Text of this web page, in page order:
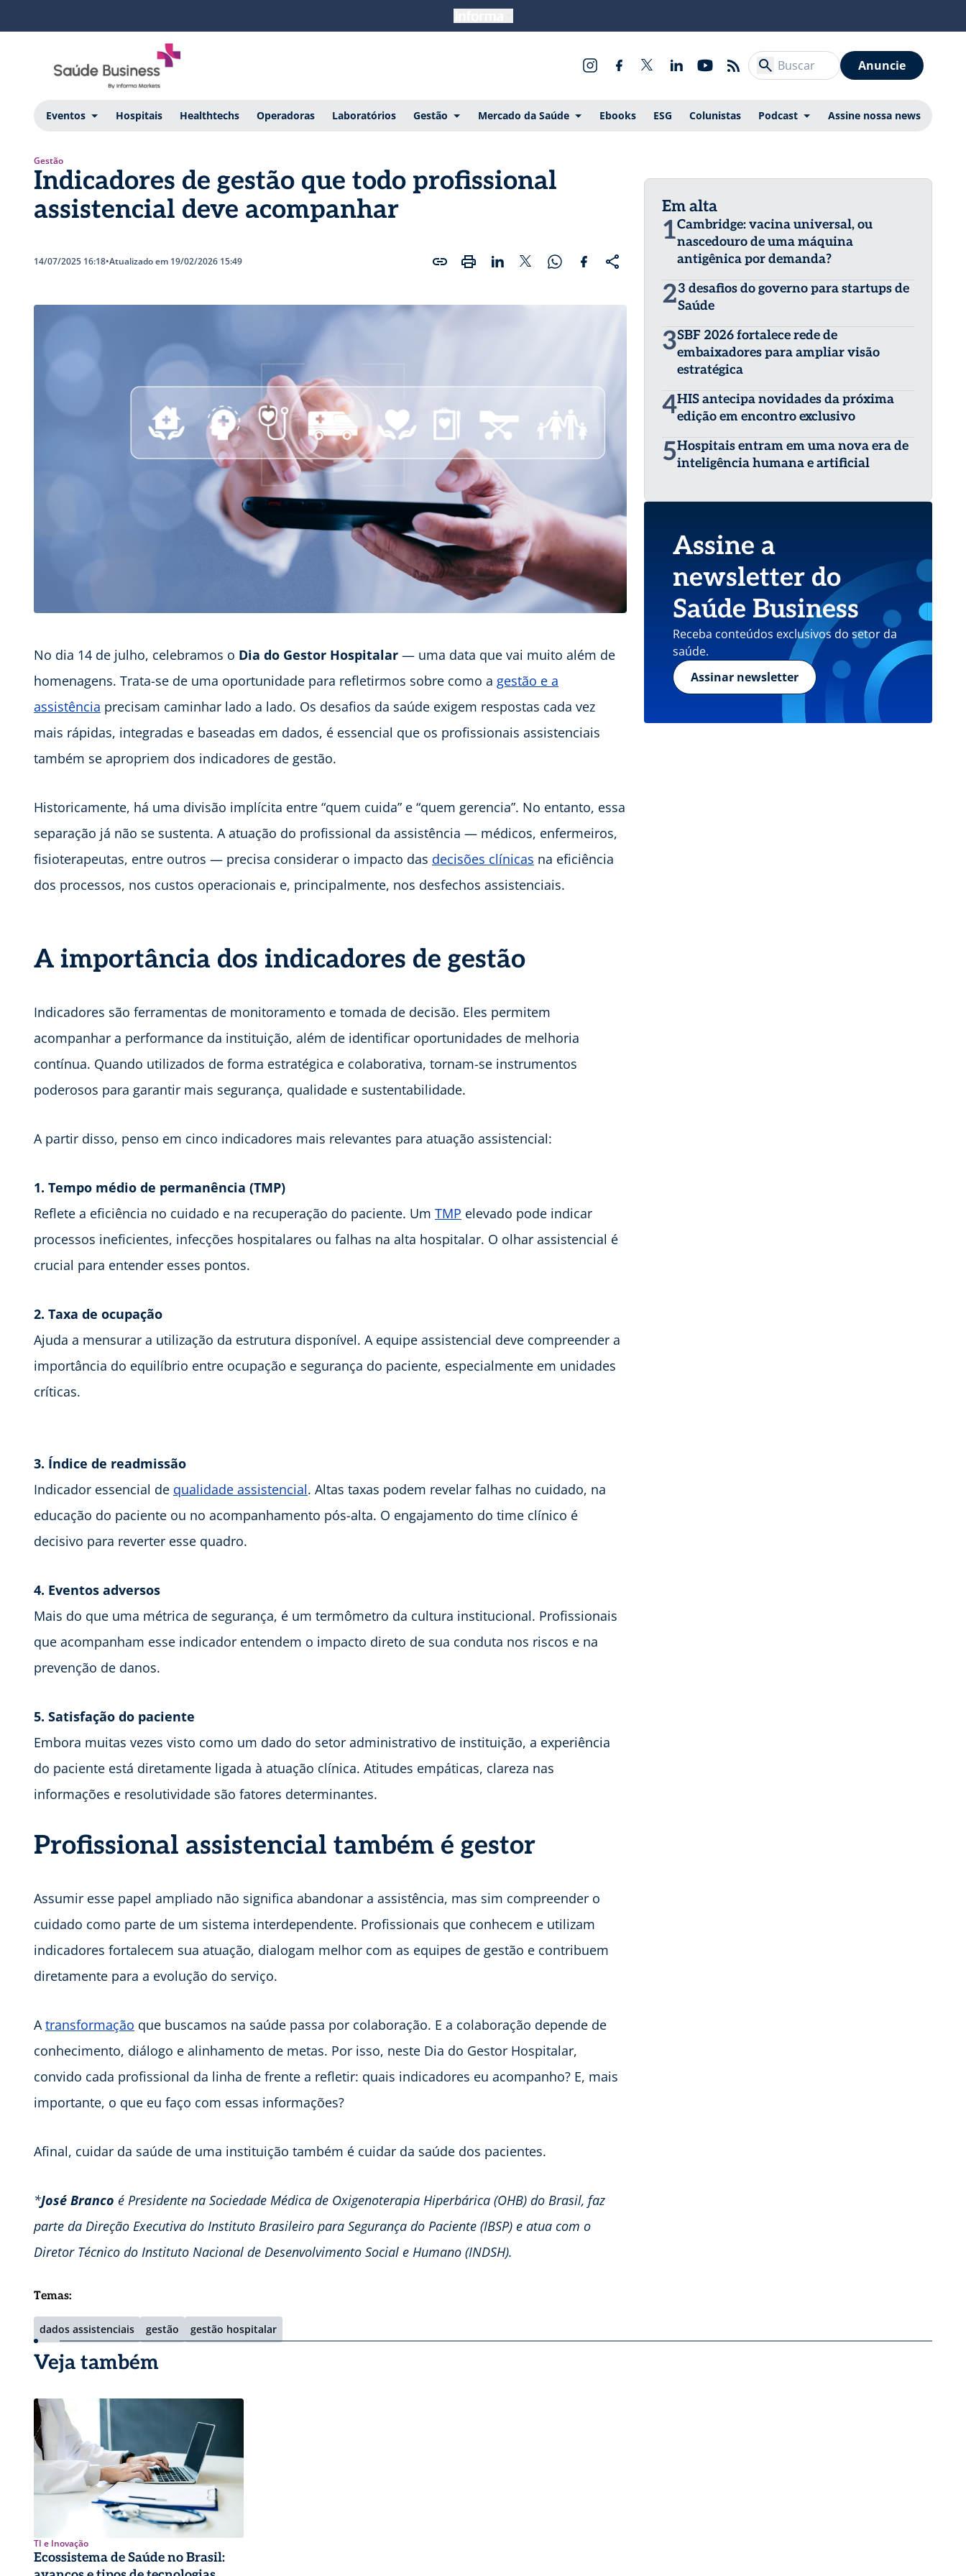
Anuncie
Eventos Hospitais Healthtechs Operadoras Laboratórios Gestão Mercado da Saúde Ebooks ESG Colunistas Podcast Assine nossa news
Gestão
Indicadores de gestão que todo profissional
assistencial deve acompanhar
14/07/2025 16:18•Atualizado em 19/02/2026 15:49
No dia 14 de julho, celebramos o Dia do Gestor Hospitalar — uma data que vai muito além de
homenagens. Trata-se de uma oportunidade para refletirmos sobre como a gestão e a
assistência precisam caminhar lado a lado. Os desafios da saúde exigem respostas cada vez
mais rápidas, integradas e baseadas em dados, é essencial que os profissionais assistenciais
também se apropriem dos indicadores de gestão.
Historicamente, há uma divisão implícita entre “quem cuida” e “quem gerencia”. No entanto, essa
separação já não se sustenta. A atuação do profissional da assistência — médicos, enfermeiros,
fisioterapeutas, entre outros — precisa considerar o impacto das decisões clínicas na eficiência
dos processos, nos custos operacionais e, principalmente, nos desfechos assistenciais.
A importância dos indicadores de gestão
Indicadores são ferramentas de monitoramento e tomada de decisão. Eles permitem
acompanhar a performance da instituição, além de identificar oportunidades de melhoria
contínua. Quando utilizados de forma estratégica e colaborativa, tornam-se instrumentos
poderosos para garantir mais segurança, qualidade e sustentabilidade.
A partir disso, penso em cinco indicadores mais relevantes para atuação assistencial:
1. Tempo médio de permanência (TMP)
Reflete a eficiência no cuidado e na recuperação do paciente. Um TMP elevado pode indicar
processos ineficientes, infecções hospitalares ou falhas na alta hospitalar. O olhar assistencial é
crucial para entender esses pontos.
2. Taxa de ocupação
Ajuda a mensurar a utilização da estrutura disponível. A equipe assistencial deve compreender a
importância do equilíbrio entre ocupação e segurança do paciente, especialmente em unidades
críticas.
3. Índice de readmissão
Indicador essencial de qualidade assistencial. Altas taxas podem revelar falhas no cuidado, na
educação do paciente ou no acompanhamento pós-alta. O engajamento do time clínico é
decisivo para reverter esse quadro.
4. Eventos adversos
Mais do que uma métrica de segurança, é um termômetro da cultura institucional. Profissionais
que acompanham esse indicador entendem o impacto direto de sua conduta nos riscos e na
prevenção de danos.
5. Satisfação do paciente
Embora muitas vezes visto como um dado do setor administrativo de instituição, a experiência
do paciente está diretamente ligada à atuação clínica. Atitudes empáticas, clareza nas
informações e resolutividade são fatores determinantes.
Profissional assistencial também é gestor
Assumir esse papel ampliado não significa abandonar a assistência, mas sim compreender o
cuidado como parte de um sistema interdependente. Profissionais que conhecem e utilizam
indicadores fortalecem sua atuação, dialogam melhor com as equipes de gestão e contribuem
diretamente para a evolução do serviço.
A transformação que buscamos na saúde passa por colaboração. E a colaboração depende de
conhecimento, diálogo e alinhamento de metas. Por isso, neste Dia do Gestor Hospitalar,
convido cada profissional da linha de frente a refletir: quais indicadores eu acompanho? E, mais
importante, o que eu faço com essas informações?
Afinal, cuidar da saúde de uma instituição também é cuidar da saúde dos pacientes.
*José Branco é Presidente na Sociedade Médica de Oxigenoterapia Hiperbárica (OHB) do Brasil, faz
parte da Direção Executiva do Instituto Brasileiro para Segurança do Paciente (IBSP) e atua com o
Diretor Técnico do Instituto Nacional de Desenvolvimento Social e Humano (INDSH).
Temas:
dados assistenciais gestão gestão hospitalar
Em alta
1Cambridge: vacina universal, ou
nascedouro de uma máquina
antigênica por demanda?
23 desafios do governo para startups de
Saúde
3SBF 2026 fortalece rede de
embaixadores para ampliar visão
estratégica
4HIS antecipa novidades da próxima
edição em encontro exclusivo
5Hospitais entram em uma nova era de
inteligência humana e artificial
Assine a
newsletter do
Saúde Business
Receba conteúdos exclusivos do setor da
saúde.
Assinar newsletter
Veja também
TI e Inovação
Ecossistema de Saúde no Brasil: